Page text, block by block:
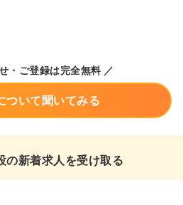
・ご登録は完全無料 ／
ついて聞いてみる
の新着求人を受け取る